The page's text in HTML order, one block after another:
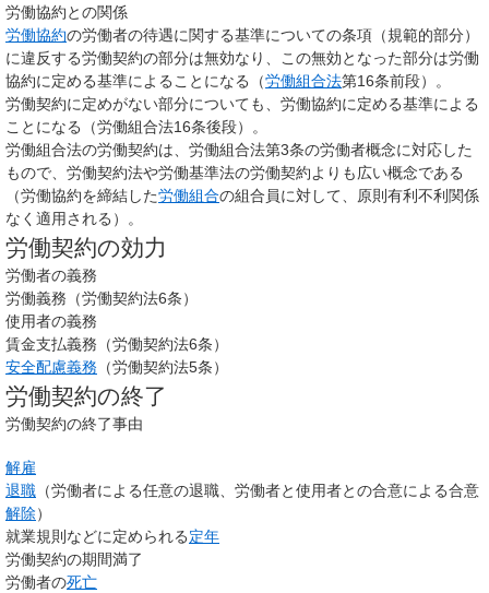
労働協約との関係
労働協約の労働者の待遇に関する基準についての条項（規範的部分）
に違反する労働契約の部分は無効なり、この無効となった部分は労働
協約に定める基準によることになる（労働組合法第16条前段）。
労働契約に定めがない部分についても、労働協約に定める基準による
ことになる（労働組合法16条後段）。
労働組合法の労働契約は、労働組合法第3条の労働者概念に対応した
もので、労働契約法や労働基準法の労働契約よりも広い概念である
（労働協約を締結した労働組合の組合員に対して、原則有利不利関係
なく適用される）。
労働契約の効力
労働者の義務
労働義務（労働契約法6条）
使用者の義務
賃金支払義務（労働契約法6条）
安全配慮義務 （労働契約法5条）
労働契約の終了
労働契約の終了事由
解雇
退職 （労働者による任意の退職、労働者と使用者との合意による合意
解除）
就業規則などに定められる定年
労働契約の期間満了
労働者の死亡